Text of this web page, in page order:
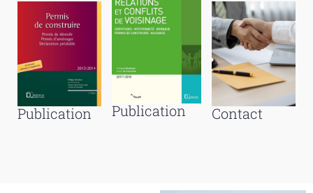
Publication Publication Contact